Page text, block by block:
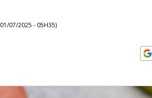
01/07/2025 - 05H35)